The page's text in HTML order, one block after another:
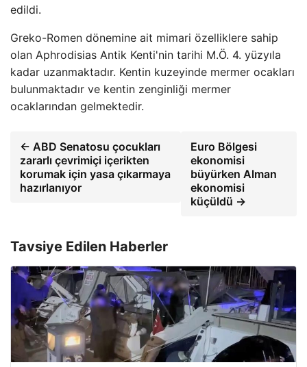
edildi.
Greko-Romen dönemine ait mimari özelliklere sahip
olan Aphrodisias Antik Kenti'nin tarihi M.Ö. 4. yüzyıla
kadar uzanmaktadır. Kentin kuzeyinde mermer ocakları
bulunmaktadır ve kentin zenginliği mermer
ocaklarından gelmektedir.
← ABD Senatosu çocukları
zararlı çevrimiçi içerikten
korumak için yasa çıkarmaya
hazırlanıyor
Euro Bölgesi
ekonomisi
büyürken Alman
ekonomisi
küçüldü →
Tavsiye Edilen Haberler